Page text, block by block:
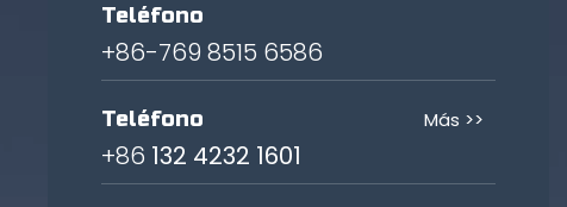
Teléfono
+86-769 8515 6586
Teléfono Más >>
+86 132 4232 1601